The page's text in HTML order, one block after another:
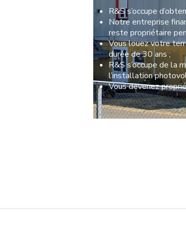
R&S s’occupe
Notre entreprise
reste propriétaire
Vous louez votre
durée de 30 ans ;
R&S s’occupe de la
l’installation
Vous devenez